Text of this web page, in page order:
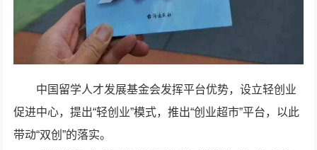
中国留学人才发展基金会发挥平台优势，设立轻创业
促进中心，提出“轻创业”模式，推出“创业超市”平台，以此
带动“双创”的落实。